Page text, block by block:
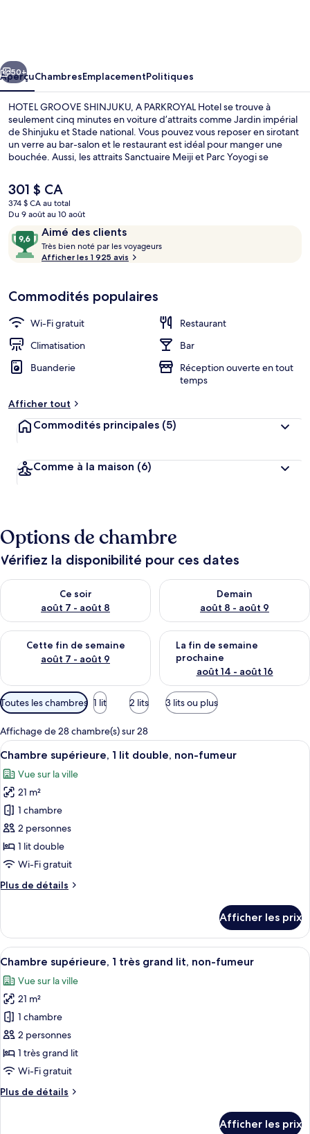
A
PARKROYAL
Hotel
Suivant
50+
AperçuChambresEmplacementPolitiques
HOTEL GROOVE SHINJUKU, A PARKROYAL Hotel se trouve à
seulement cinq minutes en voiture d’attraits comme Jardin impérial
de Shinjuku et Stade national. Vous pouvez vous reposer en sirotant
un verre au bar-salon et le restaurant est idéal pour manger une
bouchée. Aussi, les attraits Sanctuaire Meiji et Parc Yoyogi se
aiment le fait que le transport en commun se trouve à une courte
distance de marche : Station de métro Shinjuku-Nishiguchi est à
5 minutes et Station de métro Shinjuku-Sanchōme, à 9 minutes.
Le
prix
actuel
de 301 $ CA
301 $ CA
374 $ CA au total
Du 9 août au 10 août
Avis Aimé des clients
9,6
sur
10,
clients
Très bien noté par les voyageurs
i
n
n
p
r
v
o
y
g
r
s
Afficher les 1 925 avis
Commodités populaires
Wi-Fi gratuit
Restaurant
Climatisation
Bar
Buanderie
Réception ouverte en tout
temps
Afficher tout
Commodités principales (5)
Comme à la maison (6)
Options de chambre
Vérifiez la disponibilité pour ces dates
Ce soir
août 7 - août 8
Vérifier la disponibilité pour ce soir août 7 - août 8
Demain
août 8 - août 9
Vérifier la disponibilité pour
Cette fin de semaine
août 7 - août 9
Vérifier la disponibilité pour cette fin de semaine août 7 -
La fin de semaine
prochaine
août 14 - août 16
Vérifier la disponibilité pour
Filtres
disponibles
pour
les
chambres
Toutes les chambres 1 lit 2 lits 3 lits ou plus
Affichage de 28 chambre(s) sur 28
Afficher
toutes
les
photos
pour
ce
type
de
chambre :
Chambre
lit
double,
non-
fumeur
Une salle de bain d’hôtel moderne,
4
Chambre supérieure, 1 lit double, non-fumeur
Vue sur la ville
21 m²
1 chambre
2 personnes
1 lit double
Wi-Fi gratuit
Plus de détails
Plus
Chambre
supérieure,
1
double,
non-
fumeur
Afficher les prix
Afficher
toutes
les
photos
pour
ce
type
de
chambre :
Chambre
Une chambre d’hôtel moderne
4
Chambre supérieure, 1 très grand lit, non-fumeur
Vue sur la ville
21 m²
1 chambre
2 personnes
1 très grand lit
Wi-Fi gratuit
Plus de détails
Plus
Afficher les prix